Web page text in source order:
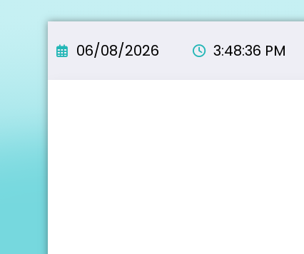
au
06/08/2026 3:48:38 PM